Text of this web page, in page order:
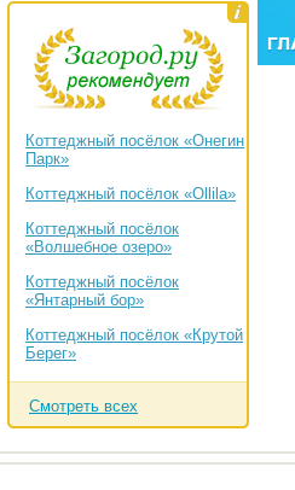
Коттеджный посёлок «Онегин
Парк»
Коттеджный посёлок «Ollila»
Коттеджный посёлок
«Волшебное озеро»
Коттеджный посёлок
«Янтарный бор»
Коттеджный посёлок «Крутой
Берег»
Смотреть всех